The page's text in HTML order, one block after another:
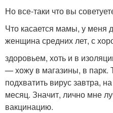
Но все-таки что вы
Что касается мамы, у меня
женщина средних лет, с
здоровьем, хоть и в
— хожу в магазины, в парк.
подхватить вирус завтра,
месяц. Значит, лично мне
вакцинацию.